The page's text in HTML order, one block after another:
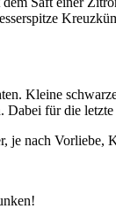
Kleine
für die
je nach Vorliebe,